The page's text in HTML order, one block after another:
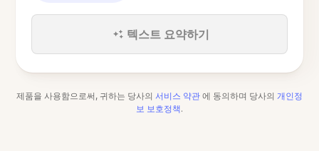
텍스트 요약하기
제품을 사용함으로써, 귀하는 당사의 서비스 약관 에 동의하며 당사의 개인정
보 보호정책.